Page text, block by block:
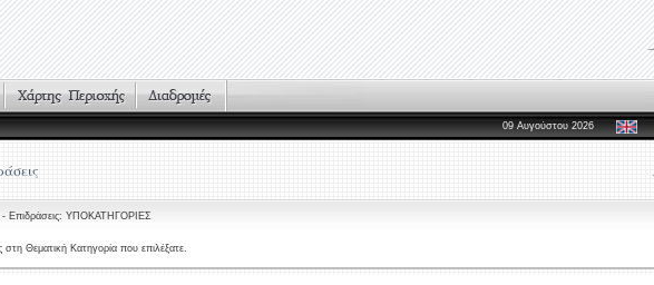
09 Αυγούστου 2026
- Επιδράσεις: ΥΠΟΚΑΤΗΓΟΡΙΕΣ
Θεματική Κατηγορία που επιλέξατε.